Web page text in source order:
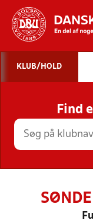
KLUB/HOLD
Find